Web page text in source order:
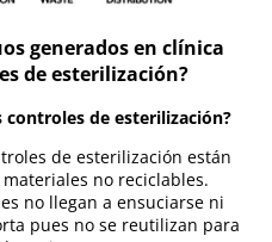
generados en clínica
de esterilización?
controles de esterilización?
de esterilización están
no reciclables.
no llegan a ensuciarse ni
pues no se reutilizan para